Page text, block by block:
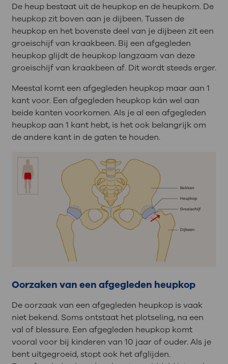
De heup bestaat uit de heupkop en de heupkom. De
heupkop zit boven aan je dijbeen. Tussen de
heupkop en het bovenste deel van je dijbeen zit een
groeischijf van kraakbeen. Bij een afgegleden
heupkop glijdt de heupkop langzaam van deze
groeischijf van kraakbeen af. Dit wordt steeds erger.
Meestal komt een afgegleden heupkop maar aan 1
kant voor. Een afgegleden heupkop kán wel aan
beide kanten voorkomen. Als je al een afgegleden
heupkop aan 1 kant hebt, is het ook belangrijk om
de andere kant in de gaten te houden.
Oorzaken van een afgegleden heupkop
De oorzaak van een afgegleden heupkop is vaak
niet bekend. Soms ontstaat het plotseling, na een
val of blessure. Een afgegleden heupkop komt
vooral voor bij kinderen van 10 jaar of ouder. Als je
bent uitgegroeid, stopt ook het afglijden.